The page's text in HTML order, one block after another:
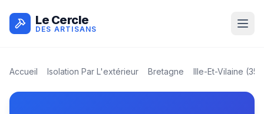
Le Cercle
DES ARTISANS
Accueil Isolation Par L'extérieur Bretagne Ille-Et-Vilaine (35